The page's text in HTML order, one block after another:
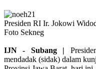
Presiden RI Ir. Jokowi
Foto Sekneg
IJN - Subang |
mendadak (sidak) dalam